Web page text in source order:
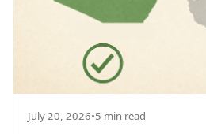
July 20, 2026•5 min read